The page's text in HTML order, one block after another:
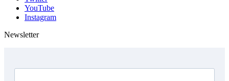
YouTube
Instagram
Newsletter